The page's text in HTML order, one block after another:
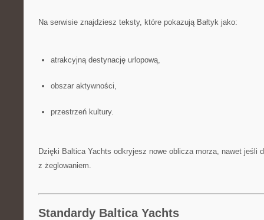
Na serwisie znajdziesz teksty, które pokazują Bałtyk jako:
atrakcyjną destynację urlopową,
obszar aktywności,
przestrzeń kultury.
Dzięki Baltica Yachts odkryjesz nowe oblicza morza, nawet jeśli
z żeglowaniem.
Standardy Baltica Yachts